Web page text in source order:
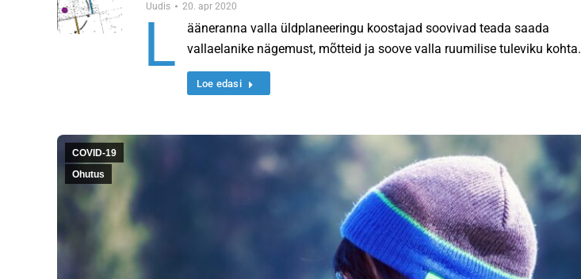
Uudis 20. apr 2020
L
ääneranna valla üldplaneeringu koostajad soovivad teada saada
vallaelanike nägemust, mõtteid ja soove valla ruumilise tuleviku kohta.
Loe edasi
COVID-19
Ohutus